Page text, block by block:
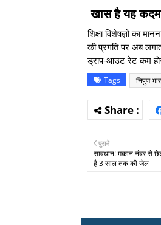
खास है यह
​शिक्षा विशेषज्ञों का
की प्रगति पर अब
ड्राप-आउट रेट कम
Tags निपुण
पुराने
सावधान! मकान नंबर से
है 3 साल तक की जेल